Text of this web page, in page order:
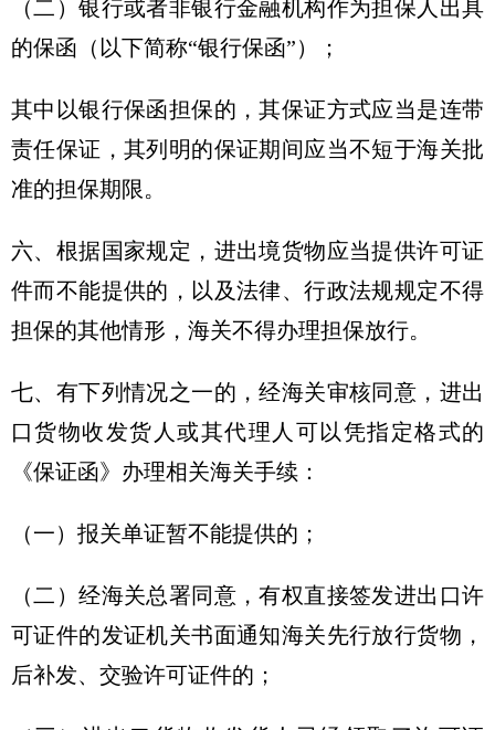
（二）银行或者非银行金融机构作为担保人出具
的保函（以下简称“银行保函”）；
其中以银行保函担保的，其保证方式应当是连带
责任保证，其列明的保证期间应当不短于海关批
准的担保期限。
六、根据国家规定，进出境货物应当提供许可证
件而不能提供的，以及法律、行政法规规定不得
担保的其他情形，海关不得办理担保放行。
七、有下列情况之一的，经海关审核同意，进出
口货物收发货人或其代理人可以凭指定格式的
《保证函》办理相关海关手续：
（一）报关单证暂不能提供的；
（二）经海关总署同意，有权直接签发进出口许
可证件的发证机关书面通知海关先行放行货物，
后补发、交验许可证件的；